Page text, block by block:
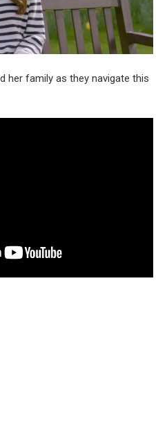
her family as they navigate this